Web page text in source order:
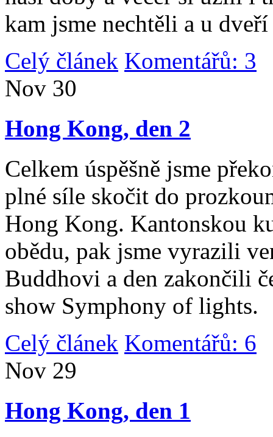
kam jsme nechtěli a u
Celý článek Komentářů: 3
Nov 30
Hong Kong, den 2
Celkem úspěšně jsme
plné síle skočit do
Hong Kong. Kantonskou
obědu, pak jsme vyrazili
Buddhovi a den zakončili
show Symphony of lights.
Celý článek Komentářů: 6
Nov 29
Hong Kong, den 1